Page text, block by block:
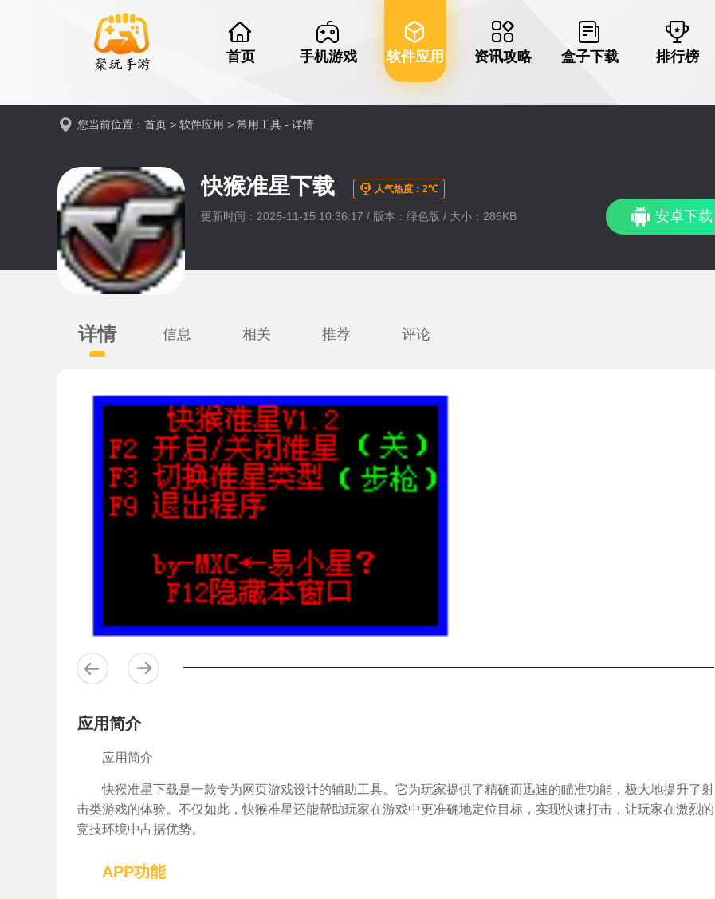
首页 手机游戏 软件应用 资讯攻略 盒子下载 排行榜
您当前位置： 首页 > 软件应用 > 常用工具 - 详情
快猴准星下载 人气热度：2℃
更新时间：2025-11-15 10:36:17 / 版本：绿色版 / 大小：286KB 安卓下载
详情 信息 相关 推荐 评论
应用简介
应用简介
快猴准星下载是一款专为网页游戏设计的辅助工具。它为玩家提供了精确而迅速的瞄准功能，极大地提升了射
击类游戏的体验。不仅如此，快猴准星还能帮助玩家在游戏中更准确地定位目标，实现快速打击，让玩家在激烈的
竞技环境中占据优势。
APP功能